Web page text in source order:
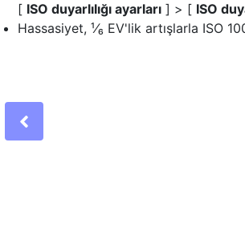
[ ISO duyarlılığı ayarları ] > [ ISO
Hassasiyet, ¹⁄₆ EV'lik artışlarla ISO